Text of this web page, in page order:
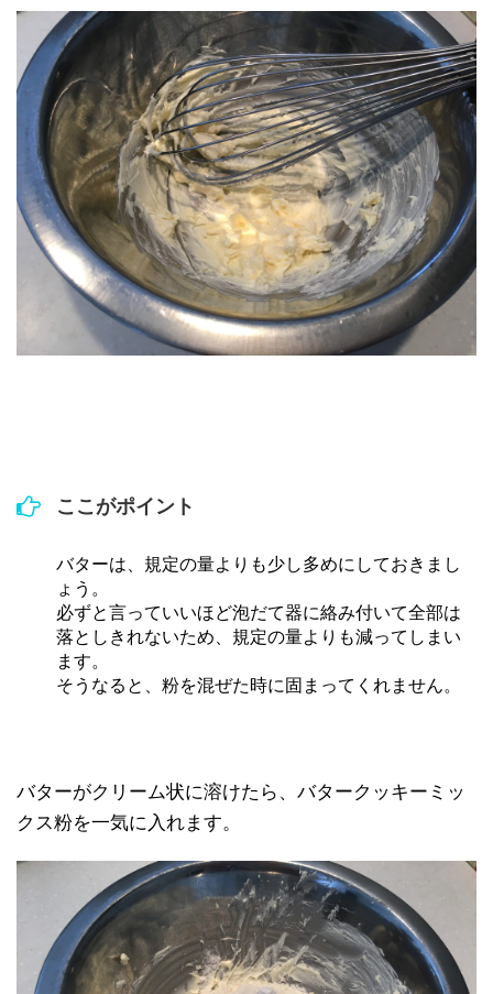
ここがポイント
バターは、規定の量よりも少し多めにしておきまし
ょう。
必ずと言っていいほど泡だて器に絡み付いて全部は
落としきれないため、規定の量よりも減ってしまい
ます。
そうなると、粉を混ぜた時に固まってくれません。
バターがクリーム状に溶けたら、バタークッキーミッ
クス粉を一気に入れます。